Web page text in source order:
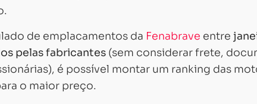
de emplacamentos da Fenabrave entre
pelas fabricantes (sem considerar frete,
é possível montar um ranking das
o maior preço.